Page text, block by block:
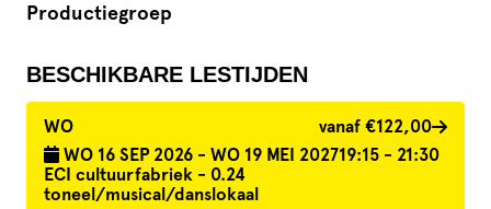
Productiegroep
BESCHIKBARE LESTIJDEN
WO
WO 16 SEP 2026 - WO 19 MEI 202719:15 - 21:30
ECI cultuurfabriek - 0.24
toneel/musical/danslokaal
vanaf €122,00